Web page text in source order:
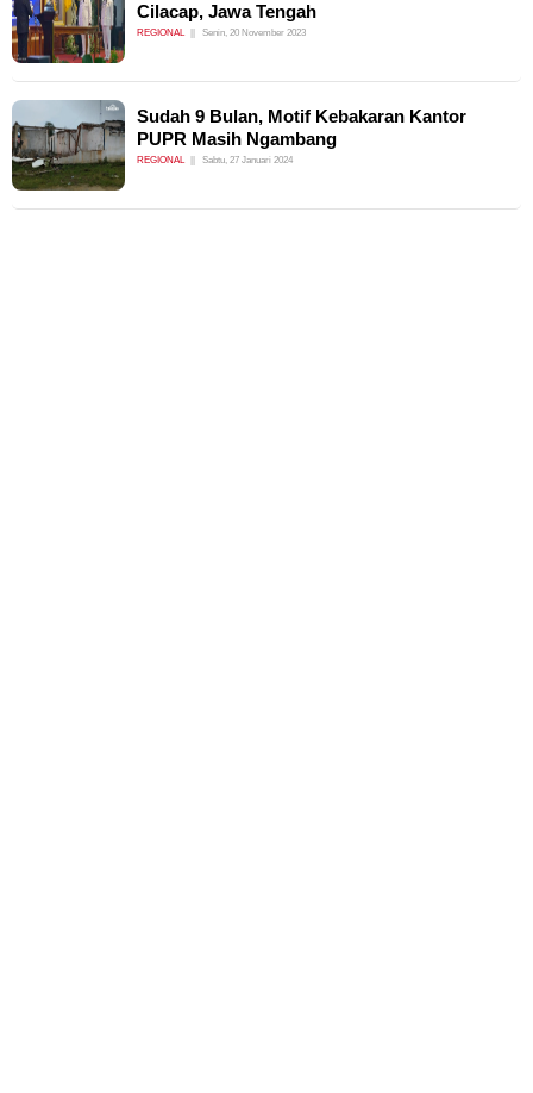
Cilacap, Jawa Tengah
REGIONAL Senin, 20 November 2023
Sudah 9 Bulan, Motif Kebakaran Kantor
PUPR Masih Ngambang
REGIONAL Sabtu, 27 Januari 2024